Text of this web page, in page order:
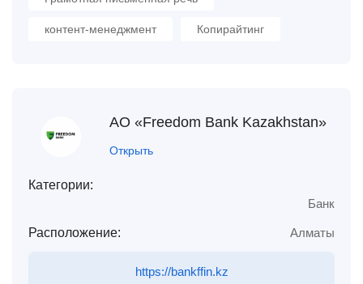
контент-менеджмент Копирайтинг
АО «Freedom Bank Kazakhstan»
Открыть
Категории:
Банк
Расположение: Алматы
https://bankffin.kz